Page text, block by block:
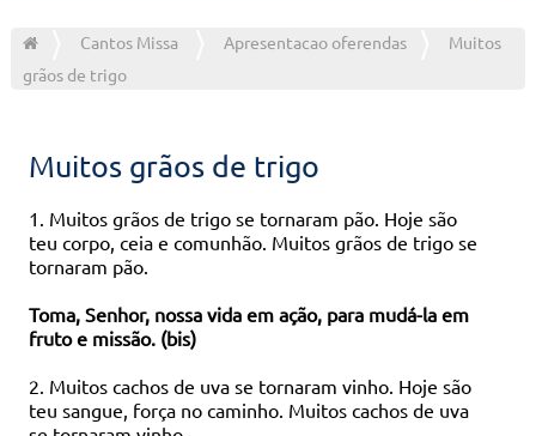
Cantos Missa Apresentacao oferendas
Muitos
grãos de trigo
Muitos grãos de trigo
1. Muitos grãos de trigo se tornaram pão. Hoje são
teu corpo, ceia e comunhão. Muitos grãos de trigo se
tornaram pão.
Toma, Senhor, nossa vida em ação, para mudá-la em
fruto e missão. (bis)
2. Muitos cachos de uva se tornaram vinho. Hoje são
teu sangue, força no caminho. Muitos cachos de uva